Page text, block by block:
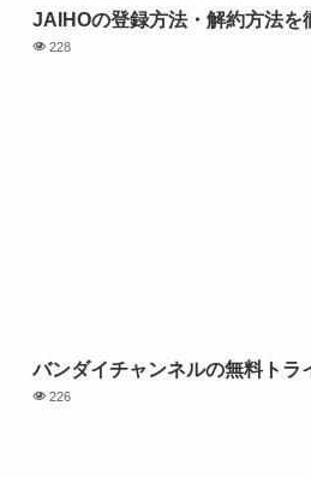
JAIHOの登録方法・解約方法を
228
バンダイチャンネルの無料トラ
226